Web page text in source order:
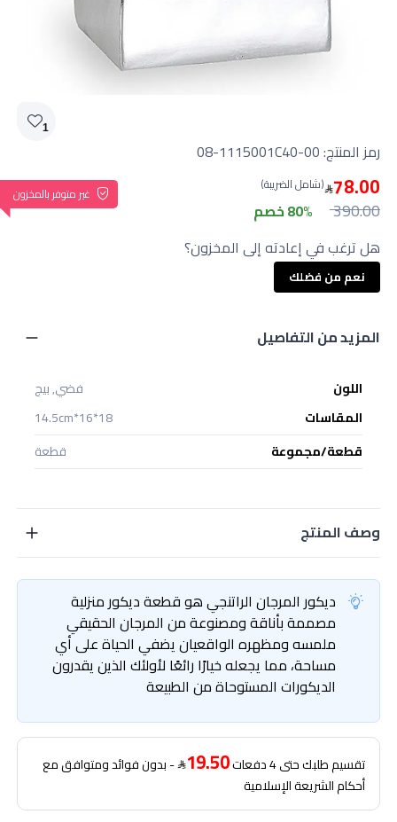
1
رمز المنتج:08-1115001C40-00
غير متوفر بالمخزون 78.00 (شامل الضريبة)
390.00
80% خصم
هل ترغب في إعادته إلى المخزون؟
نعم من فضلك
المزيد من التفاصيل
اللون
فضي, بيج
المقاسات
18*16*14.5cm
قطعة/مجموعة
قطعة
وصف المنتج
ديكور المرجان الراتنجي هو قطعة ديكور منزلية
مصممة بأناقة ومصنوعة من المرجان الحقيقي
ملمسه ومظهره الواقعيان يضفي الحياة على أي
مساحة، مما يجعله خيارًا رائعًا لأولئك الذين يقدرون
الديكورات المستوحاة من الطبيعة
تقسيم طلبك حتى 4 دفعات 19.50 - بدون فوائد ومتوافق مع
أحكام الشريعة الإسلامية